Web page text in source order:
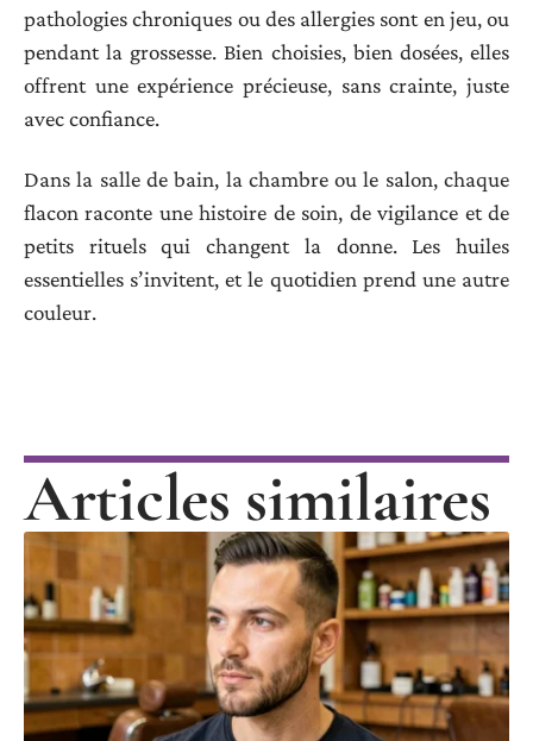
pathologies chroniques ou des allergies sont en jeu, ou
pendant la grossesse. Bien choisies, bien dosées, elles
offrent une expérience précieuse, sans crainte, juste
avec confiance.
Dans la salle de bain, la chambre ou le salon, chaque
flacon raconte une histoire de soin, de vigilance et de
petits rituels qui changent la donne. Les huiles
essentielles s’invitent, et le quotidien prend une autre
couleur.
Articles similaires